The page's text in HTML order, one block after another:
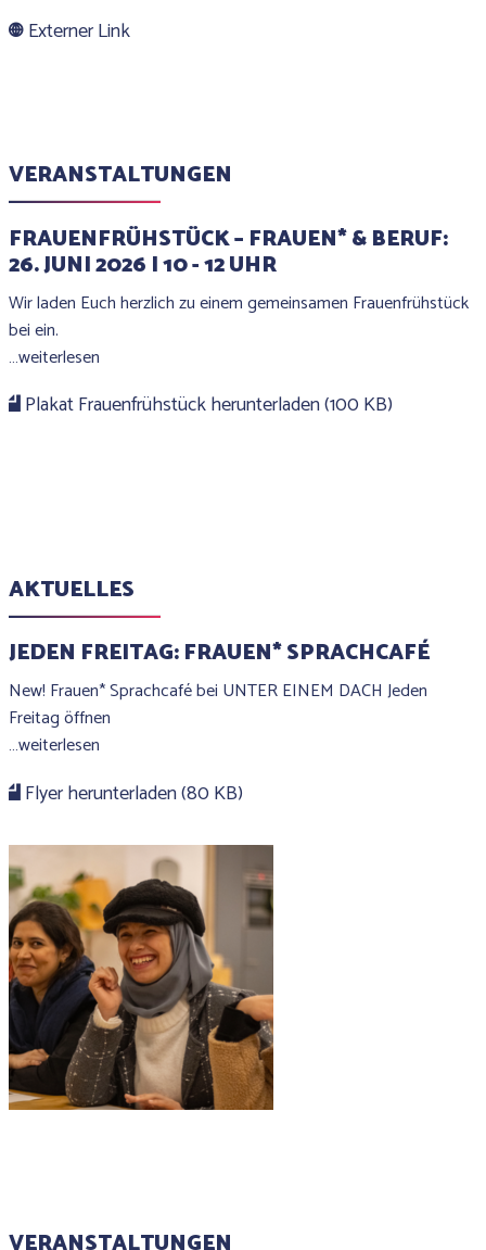
Externer Link
VERANSTALTUNGEN
FRAUENFRÜHSTÜCK – FRAUEN* & BERUF:
26. JUNI 2026 I 10 - 12 UHR
Wir laden Euch herzlich zu einem gemeinsamen Frauenfrühstück
bei ein.
…weiterlesen
Plakat Frauenfrühstück herunterladen (100 KB)
AKTUELLES
JEDEN FREITAG: FRAUEN* SPRACHCAFÉ
New! Frauen* Sprachcafé bei UNTER EINEM DACH Jeden
Freitag öffnen
…weiterlesen
Flyer herunterladen (80 KB)